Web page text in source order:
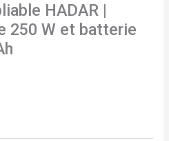
HADAR |
250 W et batterie